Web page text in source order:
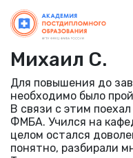
Михаил С.
Для повышения до
необходимо было
В связи с этим
ФМБА. Учился на
целом остался
понятно, разбирали